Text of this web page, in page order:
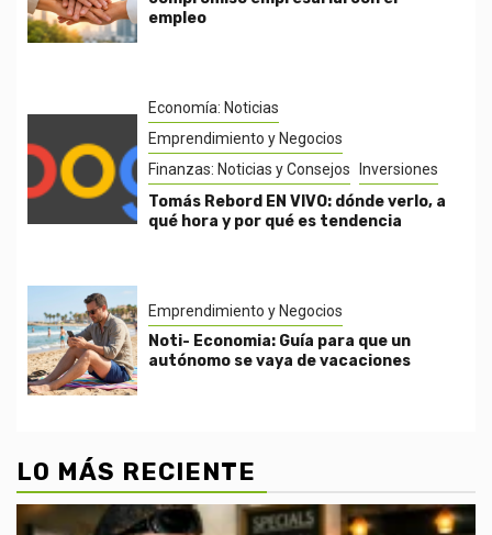
empleo
Economía: Noticias
Emprendimiento y Negocios
Finanzas: Noticias y Consejos
Inversiones
Tomás Rebord EN VIVO: dónde verlo, a
qué hora y por qué es tendencia
Emprendimiento y Negocios
Noti- Economia: Guía para que un
autónomo se vaya de vacaciones
LO MÁS RECIENTE